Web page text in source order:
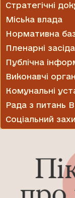
Стратегічні
Міська влада
Нормативна
Пленарні
Публічна
Виконавчі
Комунальні
Рада з питань
Соціальний